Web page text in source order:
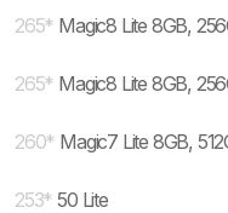
265* Magic8 Lite 8GB,
265* Magic8 Lite 8GB,
260* Magic7 Lite 8GB,
253* 50 Lite